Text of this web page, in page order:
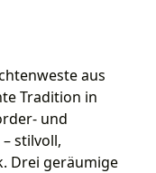
aus
Tradition in
und
stilvoll,
Drei geräumige